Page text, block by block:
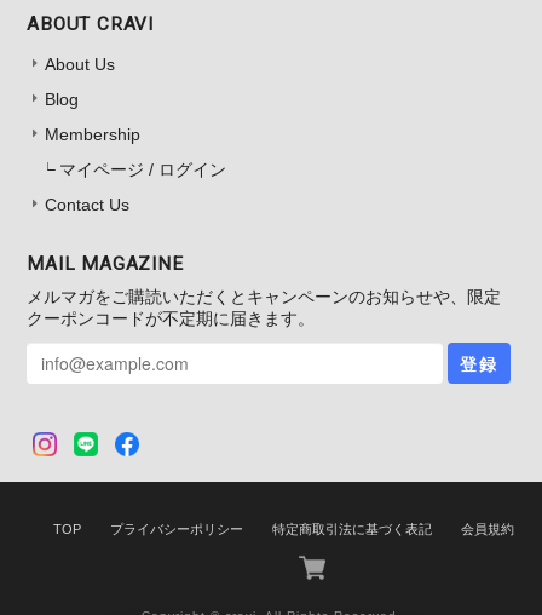
ABOUT CRAVI
About Us
Blog
Membership
マイページ / ログイン
Contact Us
MAIL MAGAZINE
メルマガをご購読いただくとキャンペーンのお知らせや、限定
クーポンコードが不定期に届きます。
登録
TOP プライバシーポリシー 特定商取引法に基づく表記 会員規約